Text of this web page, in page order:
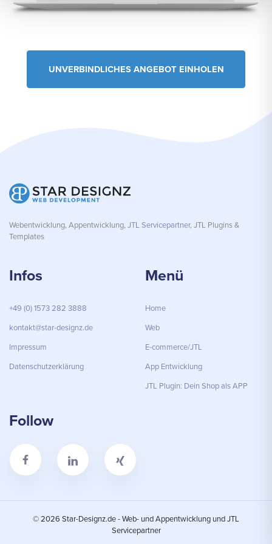
UNVERBINDLICHES ANGEBOT EINHOLEN
Webentwicklung, Appentwicklung,JTL Servicepartner, JTL Plugins &
Templates
Infos
+49 (0) 1573 282 3888
kontakt@star-designz.de
Impressum
Datenschutzerklärung
Menü
Home
Web
E-commerce/JTL
App Entwicklung
JTL Plugin: Dein Shop als APP
Follow
© 2026 Star-Designz.de - Web- und Appentwicklung und JTL
Servicepartner